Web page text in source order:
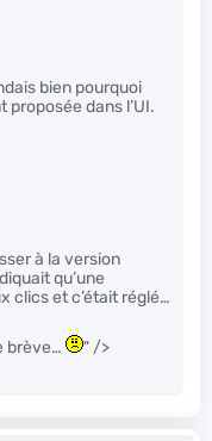
bien pourquoi
proposée dans l’UI.
à la version
qu’une
clics et c’était réglé…
brève… " />